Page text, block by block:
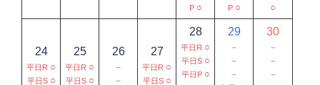
P ○
P ○ ○
24
平日R ○
平日S ○
25
平日R ○
平日S ○
26
－
－
27
平日R ○
平日S ○
28
平日R ○
平日S ○
平日P ○
29
－
－
－
30
－
－
－